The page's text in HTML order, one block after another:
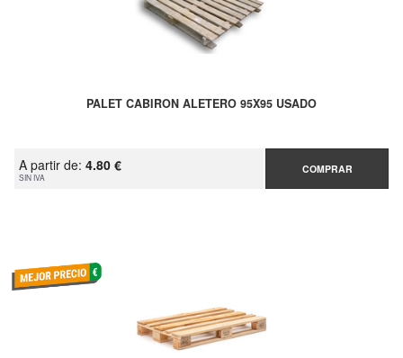
PALET CABIRON ALETERO 95X95 USADO
A partir de: 4.80 €
SIN IVA
COMPRAR